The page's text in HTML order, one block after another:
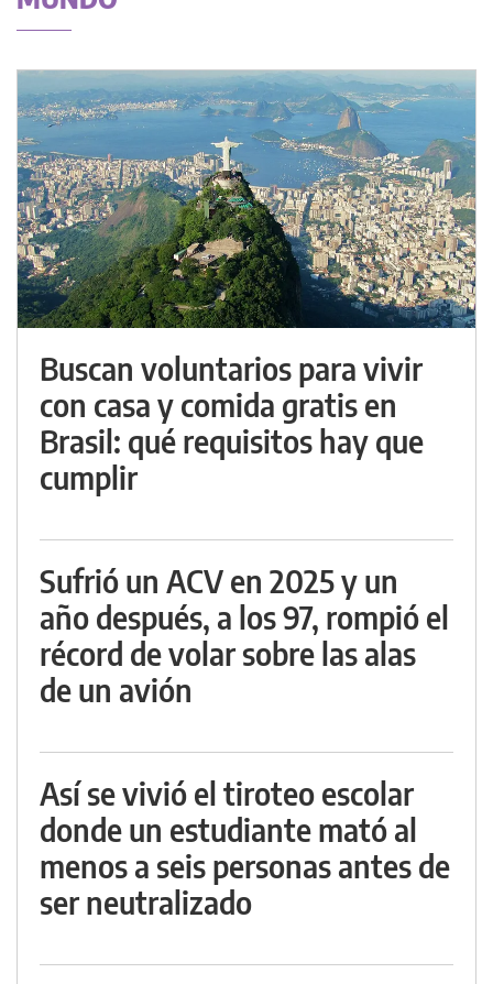
Buscan voluntarios para vivir
con casa y comida gratis en
Brasil: qué requisitos hay que
cumplir
Sufrió un ACV en 2025 y un
año después, a los 97, rompió el
récord de volar sobre las alas
de un avión
Así se vivió el tiroteo escolar
donde un estudiante mató al
menos a seis personas antes de
ser neutralizado